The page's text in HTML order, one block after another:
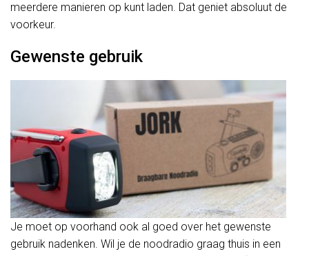
meerdere manieren op kunt laden. Dat geniet absoluut de
voorkeur.
Gewenste gebruik
Je moet op voorhand ook al goed over het gewenste
gebruik nadenken. Wil je de noodradio graag thuis in een